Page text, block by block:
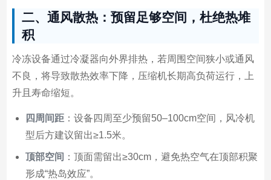
二、通风散热：预留足够空间，杜绝热堆
积
冷冻设备通过冷凝器向外界排热，若周围空间狭小或通风
不良，将导致散热效率下降，压缩机长期高负荷运行，上
升且寿命缩短。
四周间距：设备四周至少预留50–100cm空间，风冷机
型后方建议留出≥1.5米。
顶部空间 ：顶面需留出≥30cm，避免热空气在顶部积聚
形成“热岛效应”。